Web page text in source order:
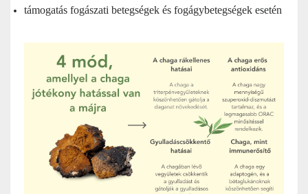
támogatás fogászati betegségek és fogágybetegségek esetén